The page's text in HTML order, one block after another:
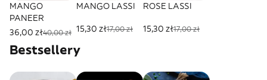
MANGO
PANEER
36,00 zł40,00 zł
MANGO LASSI
15,30 zł17,00 zł
ROSE LASSI
15,30 zł17,00 zł
Bestsellery